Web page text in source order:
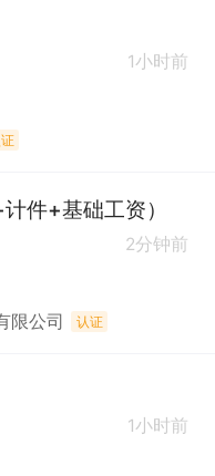
1小时前
件+基础工资）
2分钟前
限公司 认证
1小时前